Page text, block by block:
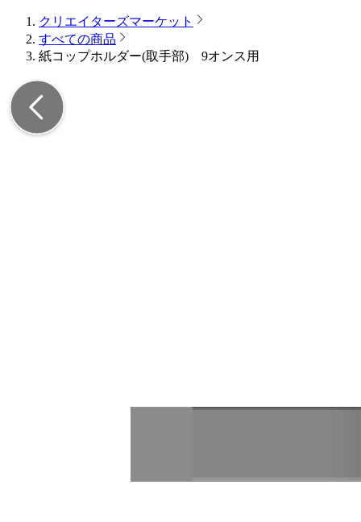
クリエイターズマーケット
すべての商品
紙コップホルダー(取手部) 9オンス用